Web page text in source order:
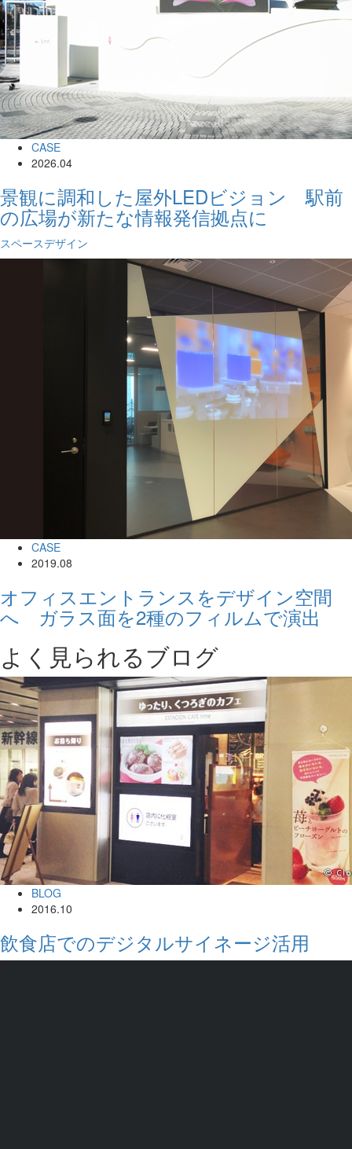
CASE
2026.04
景観に調和した屋外LEDビジョン 駅前
の広場が新たな情報発信拠点に
スペースデザイン
CASE
2019.08
オフィスエントランスをデザイン空間
へ ガラス面を2種のフィルムで演出
よく見られるブログ
BLOG
2016.10
飲食店でのデジタルサイネージ活用